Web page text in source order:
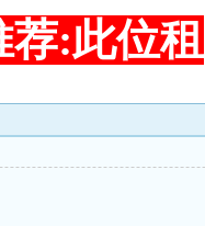
荐:此位租